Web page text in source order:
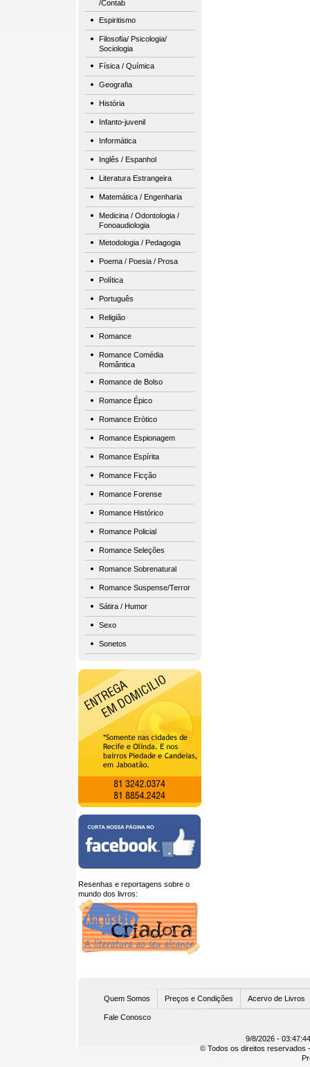
/Contab
Espiritismo
Filosofia/ Psicologia/
Sociologia
Física / Química
Geografia
História
Infanto-juvenil
Informática
Inglês / Espanhol
Literatura Estrangeira
Matemática / Engenharia
Medicina / Odontologia /
Fonoaudiologia
Metodologia / Pedagogia
Poema / Poesia / Prosa
Política
Português
Religião
Romance
Romance Comédia
Romântica
Romance de Bolso
Romance Épico
Romance Erótico
Romance Espionagem
Romance Espírita
Romance Ficção
Romance Forense
Romance Histórico
Romance Policial
Romance Seleções
Romance Sobrenatural
Romance Suspense/Terror
Sátira / Humor
Sexo
Sonetos
Resenhas e reportagens sobre o
mundo dos livros:
Quem Somos Preços e Condições Acervo de Livros
Fale Conosco
9/8/2026 -
© Todos os direitos reservados